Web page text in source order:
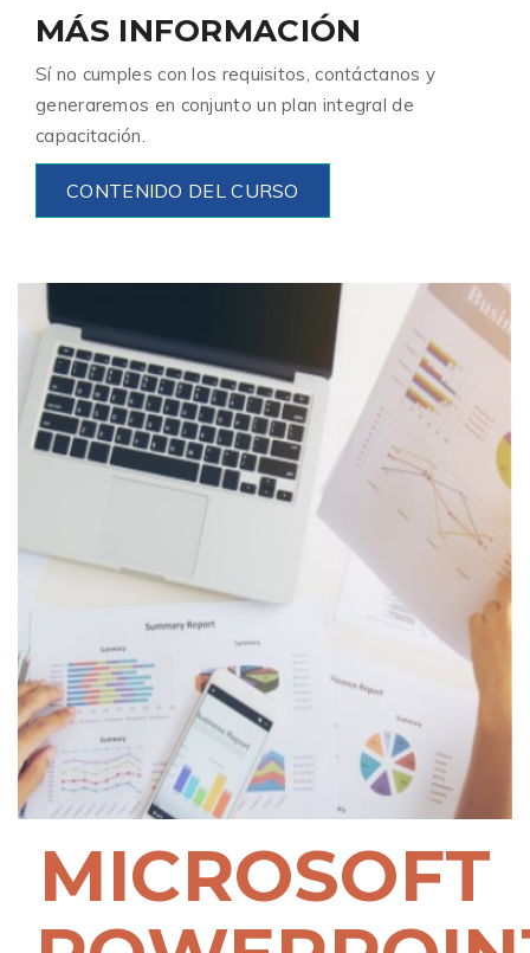
MÁS INFORMACIÓN
Sí no cumples con los requisitos, contáctanos y
generaremos en conjunto un plan integral de
capacitación.
CONTENIDO DEL CURSO
MICROSOFT